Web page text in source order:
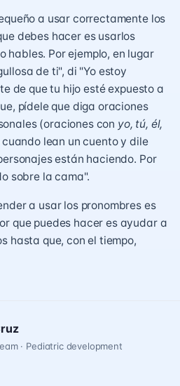
a usar correctamente los
debes hacer es usarlos
hables. Por ejemplo, en lugar
de ti", di "Yo estoy
de que tu hijo esté expuesto a
pídele que diga oraciones
(oraciones con yo, tú, él,
lean un cuento y dile
están haciendo. Por
sobre la cama".
a usar los pronombres es
que puedes hacer es ayudar a
hasta que, con el tiempo,
· Pediatric development